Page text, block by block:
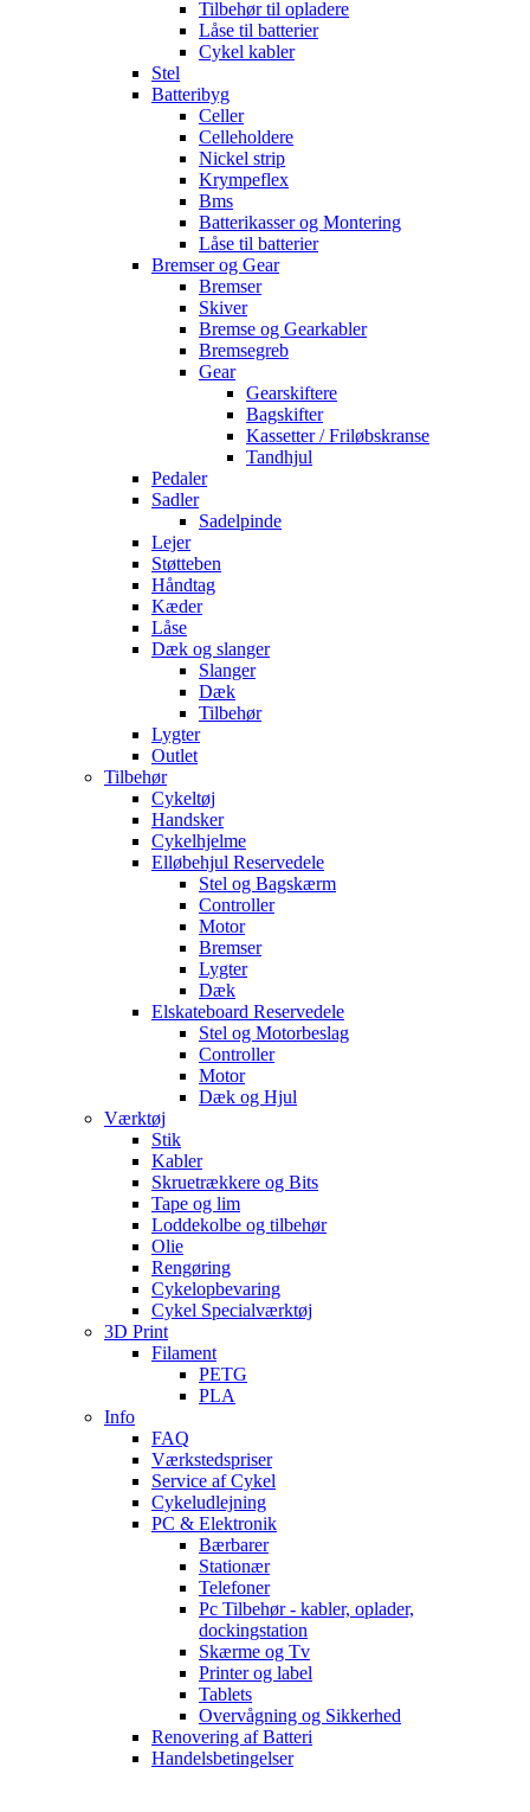
Tilbehør til opladere
Låse til batterier
Cykel kabler
Stel
Batteribyg
Celler
Celleholdere
Nickel strip
Krympeflex
Bms
Batterikasser og Montering
Låse til batterier
Bremser og Gear
Bremser
Skiver
Bremse og Gearkabler
Bremsegreb
Gear
Gearskiftere
Bagskifter
Kassetter / Friløbskranse
Tandhjul
Pedaler
Sadler
Sadelpinde
Lejer
Støtteben
Håndtag
Kæder
Låse
Dæk og slanger
Slanger
Dæk
Tilbehør
Lygter
Outlet
Tilbehør
Cykeltøj
Handsker
Cykelhjelme
Elløbehjul Reservedele
Stel og Bagskærm
Controller
Motor
Bremser
Lygter
Dæk
Elskateboard Reservedele
Stel og Motorbeslag
Controller
Motor
Dæk og Hjul
Værktøj
Stik
Kabler
Skruetrækkere og Bits
Tape og lim
Loddekolbe og tilbehør
Olie
Rengøring
Cykelopbevaring
Cykel Specialværktøj
3D Print
Filament
PETG
PLA
Info
FAQ
Værkstedspriser
Service af Cykel
Cykeludlejning
PC & Elektronik
Bærbarer
Stationær
Telefoner
Pc Tilbehør - kabler, oplader,
dockingstation
Skærme og Tv
Printer og label
Tablets
Overvågning og Sikkerhed
Renovering af Batteri
Handelsbetingelser